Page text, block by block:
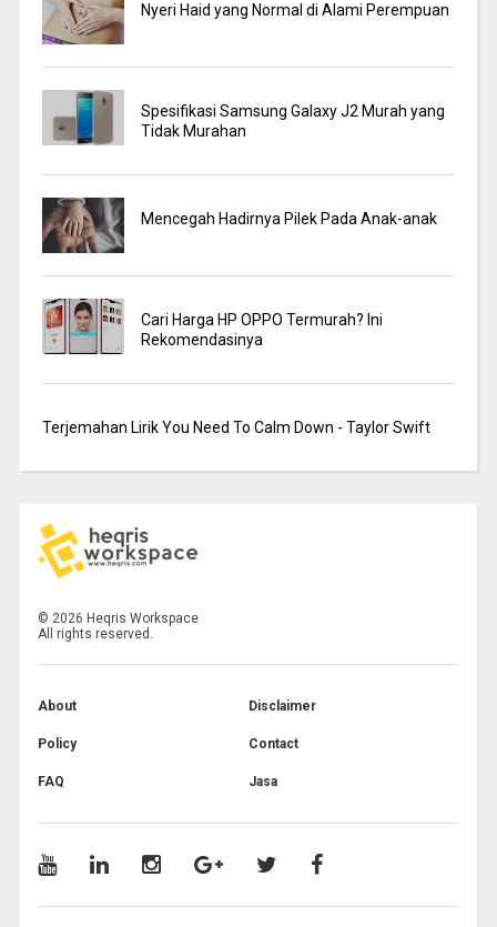
Nyeri Haid yang Normal di Alami Perempuan
Spesifikasi Samsung Galaxy J2 Murah yang
Tidak Murahan
Mencegah Hadirnya Pilek Pada Anak-anak
Cari Harga HP OPPO Termurah? Ini
Rekomendasinya
Terjemahan Lirik You Need To Calm Down - Taylor Swift
© 2026 Heqris Workspace
All rights reserved.
About Disclaimer
Policy Contact
FAQ Jasa